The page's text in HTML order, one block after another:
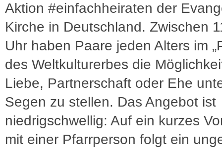
Aktion #einfachheiraten der
Kirche in Deutschland. Zwischen
Uhr haben Paare jeden Alters im
des Weltkulturerbes die
Liebe, Partnerschaft oder Ehe
Segen zu stellen. Das Angebot ist
niedrigschwellig: Auf ein kurzes
mit einer Pfarrperson folgt ein